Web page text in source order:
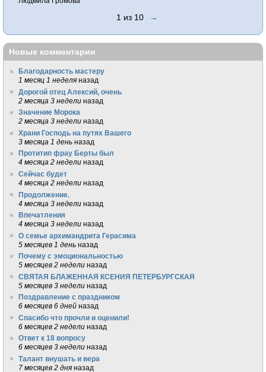
1 из 10 →
Новые комментарии
Благодарность мастеру
1 месяц 1 неделя назад
Дорогой отец Алексий, очень
2 месяца 3 недели назад
Значение Морока
2 месяца 3 недели назад
Храни Господь на путях Вашего
3 месяца 1 день назад
Протитип фрау Берты был
4 месяца 2 недели назад
Сейчас будет
4 месяца 2 недели назад
Продолжение.
4 месяца 3 недели назад
Впечатления
4 месяца 3 недели назад
О семье архимандрита Герасима
5 месяцев 1 день назад
Почему с эмоциональностью
5 месяцев 2 недели назад
СВЯТАЯ БЛАЖЕННАЯ КСЕНИЯ ПЕТЕРБУРГСКАЯ
5 месяцев 3 недели назад
Поздравление с праздником
6 месяцев 6 дней назад
Спасибо что прочли и оценили!
6 месяцев 2 недели назад
Ответ к 18 вопросу
6 месяцев 3 недели назад
Талант внушать и вера
7 месяцев 2 дня назад